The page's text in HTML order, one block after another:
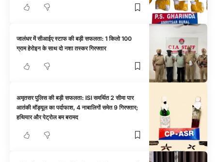
जालंधर में सीआईए स्टाफ की बड़ी सफलता: 1 किलो 100
ग्राम हेरोइन के साथ दो नशा तस्कर गिरफ्तार
अमृतसर पुलिस की बड़ी सफलता: ISI समर्थित 2 सीमा पार
आतंकी मॉड्यूल का पर्दाफाश, 4 नाबालिगों समेत 9 गिरफ्तार;
हथियार और पेट्रोल बम बरामद